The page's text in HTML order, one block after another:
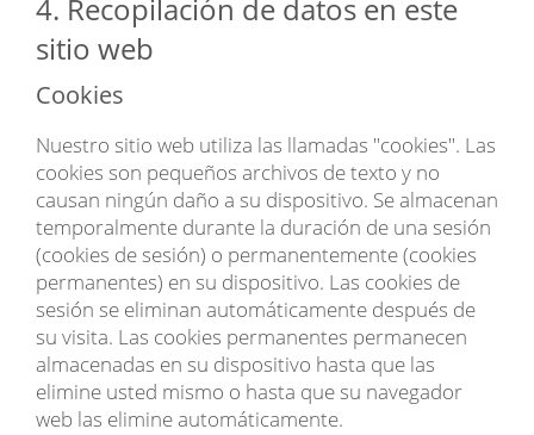
4. Recopilación de datos en este
sitio web
Cookies
Nuestro sitio web utiliza las llamadas "cookies". Las
cookies son pequeños archivos de texto y no
causan ningún daño a su dispositivo. Se almacenan
temporalmente durante la duración de una sesión
(cookies de sesión) o permanentemente (cookies
permanentes) en su dispositivo. Las cookies de
sesión se eliminan automáticamente después de
su visita. Las cookies permanentes permanecen
almacenadas en su dispositivo hasta que las
elimine usted mismo o hasta que su navegador
web las elimine automáticamente.